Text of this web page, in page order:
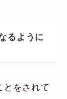
るように
とをされて